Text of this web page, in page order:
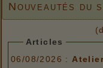
Nouveautés du
Articles
06/08/2026 :